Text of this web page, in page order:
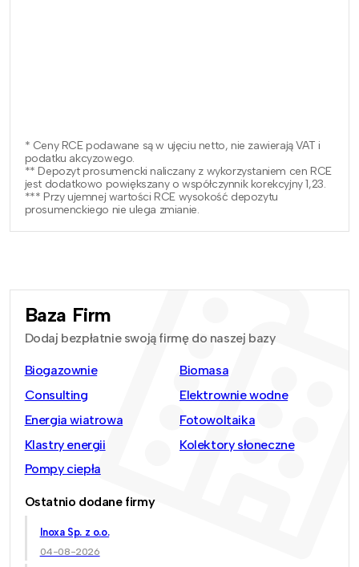
* Ceny RCE podawane są w ujęciu netto, nie zawierają VAT i
podatku akcyzowego.
** Depozyt prosumencki naliczany z wykorzystaniem cen RCE
jest dodatkowo powiększany o współczynnik korekcyjny 1,23.
*** Przy ujemnej wartości RCE wysokość depozytu
prosumenckiego nie ulega zmianie.
Baza Firm
Dodaj bezpłatnie swoją firmę do naszej bazy
Biogazownie
Biomasa
Consulting
Elektrownie wodne
Energia wiatrowa
Fotowoltaika
Klastry energii
Kolektory słoneczne
Pompy ciepła
Ostatnio dodane firmy
Inoxa Sp. z o.o.
04-08-2026